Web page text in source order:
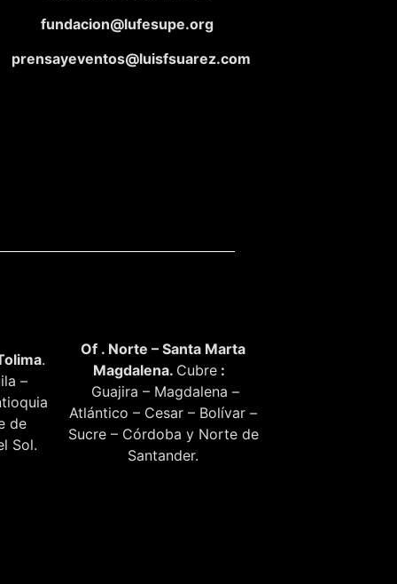
fundacion@lufesupe.org
prensayeventos@luisfsuarez.com
.
–
de
Sol.
Of . Norte – Santa Marta
Magdalena. Cubre :
Guajira – Magdalena –
Atlántico – Cesar – Bolívar –
Sucre – Córdoba y Norte de
Santander.